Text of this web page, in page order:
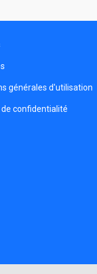
générales d'utilisation
de confidentialité